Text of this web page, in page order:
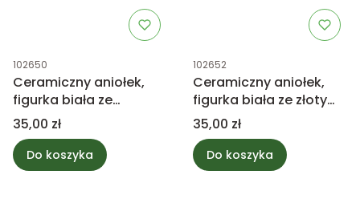
Kod produktu
102650
Ceramiczny aniołek,
figurka biała ze
srebrnymi skrzydłami
11.5cm
Cena
35,00 zł
Do koszyka
Kod produktu
102652
Ceramiczny aniołek,
figurka biała ze złotymi
skrzydłami 11.5cm
Cena
35,00 zł
Do koszyka